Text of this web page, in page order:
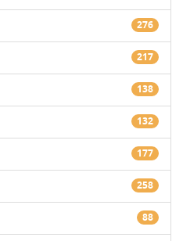
276
217
138
132
177
258
88